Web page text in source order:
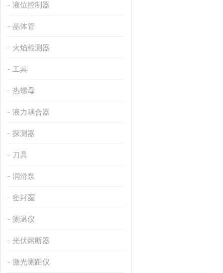
液位控制器
晶体管
火焰检测器
工具
热螺母
液力耦合器
探测器
刀具
润滑泵
密封圈
测温仪
光伏熔断器
激光测距仪